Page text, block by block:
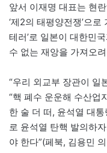
앞서 이재명 대표는 현
‘제2의 태평양전쟁’으로
테러’로 일본이 대한민
수 없는 재앙을 가져오려
“우리 외교부 장관이 일
“핵 폐수 운운해 수산업
한 술 더 떠, 윤석열 대
로 윤석열 탄핵 발의하
야 한다”(페북, 김용민